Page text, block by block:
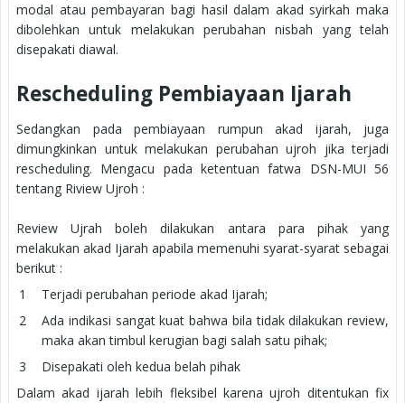
modal atau pembayaran bagi hasil dalam akad syirkah maka
dibolehkan untuk melakukan perubahan nisbah yang telah
disepakati diawal.
Rescheduling Pembiayaan Ijarah
Sedangkan pada pembiayaan rumpun akad ijarah, juga
dimungkinkan untuk melakukan perubahan ujroh jika terjadi
rescheduling. Mengacu pada ketentuan fatwa DSN-MUI 56
tentang Riview Ujroh :
Review Ujrah boleh dilakukan antara para pihak yang
melakukan akad Ijarah apabila memenuhi syarat-syarat sebagai
berikut :
Terjadi perubahan periode akad Ijarah;
Ada indikasi sangat kuat bahwa bila tidak dilakukan review,
maka akan timbul kerugian bagi salah satu pihak;
Disepakati oleh kedua belah pihak
Dalam akad ijarah lebih fleksibel karena ujroh ditentukan fix